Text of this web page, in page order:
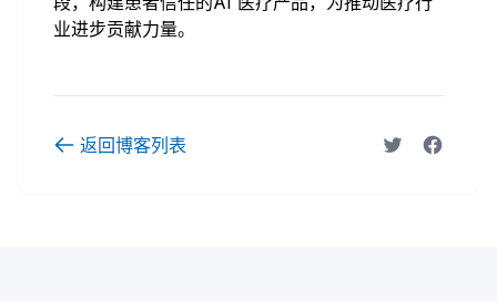
业进步贡献力量。
返回博客列表